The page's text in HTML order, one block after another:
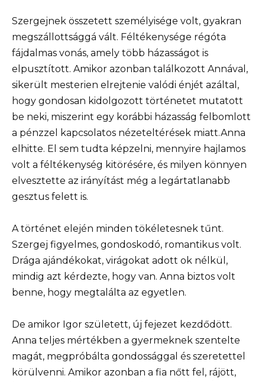
Szergejnek összetett személyisége volt, gyakran
megszállottsággá vált. Féltékenysége régóta
fájdalmas vonás, amely több házasságot is
elpusztított. Amikor azonban találkozott Annával,
sikerült mesterien elrejtenie valódi énjét azáltal,
hogy gondosan kidolgozott történetet mutatott
be neki, miszerint egy korábbi házasság felbomlott
a pénzzel kapcsolatos nézeteltérések miatt.Anna
elhitte. El sem tudta képzelni, mennyire hajlamos
volt a féltékenység kitörésére, és milyen könnyen
elvesztette az irányítást még a legártatlanabb
gesztus felett is.
A történet elején minden tökéletesnek tűnt.
Szergej figyelmes, gondoskodó, romantikus volt.
Drága ajándékokat, virágokat adott ok nélkül,
mindig azt kérdezte, hogy van. Anna biztos volt
benne, hogy megtalálta az egyetlen.
De amikor Igor született, új fejezet kezdődött.
Anna teljes mértékben a gyermeknek szentelte
magát, megpróbálta gondossággal és szeretettel
körülvenni. Amikor azonban a fia nőtt fel, rájött,